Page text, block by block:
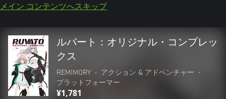
メイン コンテンツへスキップ
ルバート：オリジナル・コンプレッ
クス
REMIMORY • アクション & アドベンチャー
•
プラットフォーマー
¥1,781